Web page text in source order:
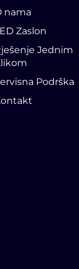
nama
Zaslon
Jednim
Podrška